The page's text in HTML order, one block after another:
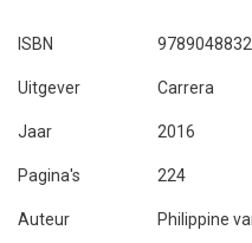
ISBN
Uitgever Carrera
Jaar 2016
Pagina's 224
Auteur Philippine